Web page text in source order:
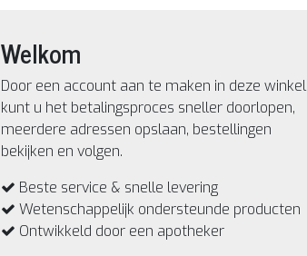
Welkom
Door een account aan te maken in deze winkel
kunt u het betalingsproces sneller doorlopen,
meerdere adressen opslaan, bestellingen
bekijken en volgen.
Beste service & snelle levering
Wetenschappelijk ondersteunde producten
Ontwikkeld door een apotheker